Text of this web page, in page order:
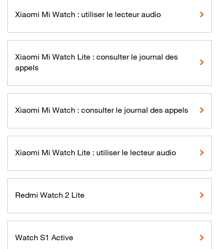
Xiaomi Mi Watch : utiliser le lecteur audio
Xiaomi Mi Watch Lite : consulter le journal des
appels
Xiaomi Mi Watch : consulter le journal des appels
Xiaomi Mi Watch Lite : utiliser le lecteur audio
Redmi Watch 2 Lite
Watch S1 Active